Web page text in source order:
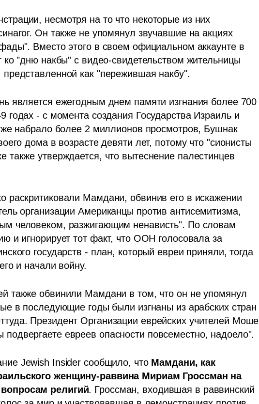
несмотря на то что некоторые из них
Он также не упомянул звучавшие на акциях
Вместо этого в своем официальном аккаунте в
ко "дню накбы" с видео-свидетельством жительницы
как "пережившая накбу".
является ежегодным днем памяти изгнания более 700
годах - с момента создания Государства Израиль и
набрало более 2 миллионов просмотров, Бушнак
дома в возрасте девяти лет, потому что "сионисты
утверждается, что вытеснение палестинцев
раскритиковали Мамдани, обвинив его в искажении
организации Американцы против антисемитизма,
человеком, разжигающим ненависть". По словам
и игнорирует тот факт, что ООН голосовала за
государств - план, который евреи приняли, тогда
и начали войну.
также обвинили Мамдани в том, что он не упомянул
в последующие годы были изгнаны из арабских стран
Президент Организации еврейских учителей Моше
евреев опасности повсеместно, надоело".
Jewish Insider сообщило, что Мамдани, как
женщину-раввина Мириам Гроссман на
религий. Гроссман, входившая в раввинский